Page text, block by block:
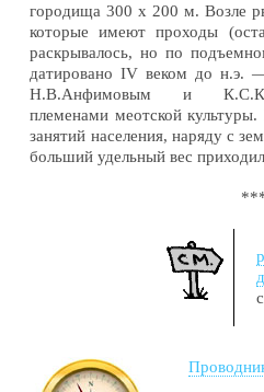
городища 300 х 200 м. Возле
которые имеют проходы
раскрывалось, но по
датированоIVвеком до н.э.
Н.В.Анфимовым и
племенами меотской
занятий населения, наряду с
больший удельный вес